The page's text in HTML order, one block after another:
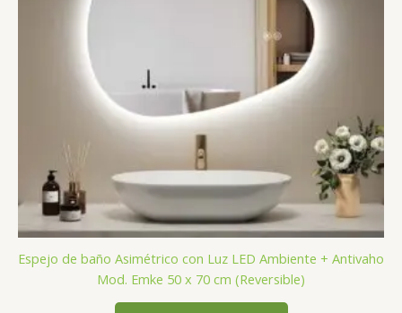
Espejo de baño Asimétrico con Luz LED Ambiente + Antivaho
Mod. Emke 50 x 70 cm (Reversible)